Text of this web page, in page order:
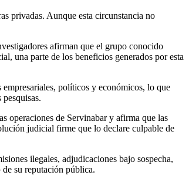
privadas. Aunque esta circunstancia no
afirman que el grupo conocido
una parte de los beneficios generados por esta
políticos y económicos, lo que
operaciones de Servinabar y afirma que las
judicial firme que lo declare culpable de
ilegales, adjudicaciones bajo sospecha,
su reputación pública.